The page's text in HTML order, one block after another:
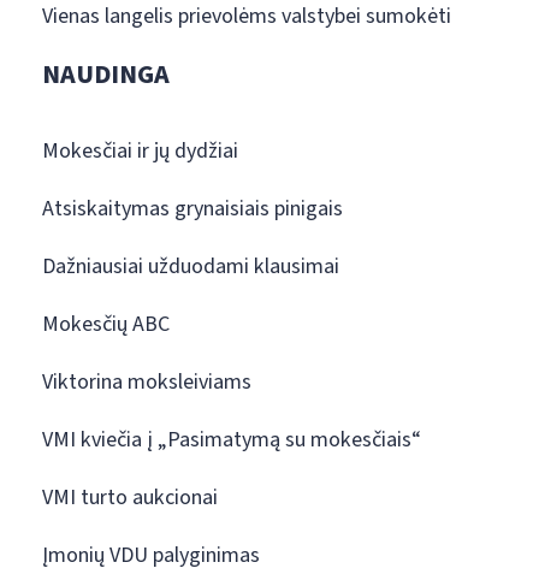
Vienas langelis prievolėms valstybei sumokėti
NAUDINGA
Mokesčiai ir jų dydžiai
Atsiskaitymas grynaisiais pinigais
Dažniausiai užduodami klausimai
Mokesčių ABC
Viktorina moksleiviams
VMI kviečia į „Pasimatymą su mokesčiais“
VMI turto aukcionai
Įmonių VDU palyginimas